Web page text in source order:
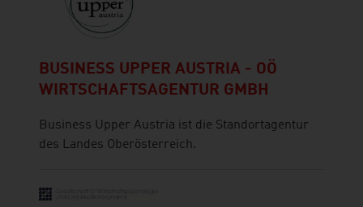
BUSINESS UPPER AUSTRIA - OÖ
WIRTSCHAFTSAGENTUR GMBH
Business Upper Austria ist die Standortagentur
des Landes Oberösterreich.